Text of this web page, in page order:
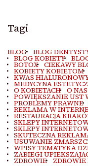
Tagi
BLOG BLOG
BLOG KOBIETY
BOTOX CIEKAWY
KOBIETY KOBIETOM
KWAS
MEDYCYNA
O KOBIETACH O
POWIĘKSZANIE UST
PROBLEMY PRAWNE
REKLAMA W
RESTAURACJA
SKLEPY
SKLEPY
SKUTECZNA
USUWANIE
WPISY TEMATYKA
ZABIEGI
ZDROWIE ZDROWIE